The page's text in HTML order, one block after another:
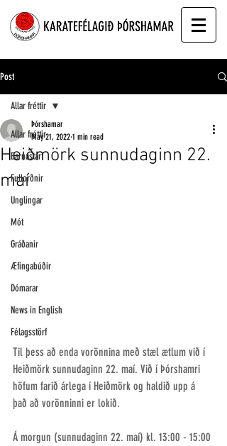
Post
Allar fréttir
Barnastarf
Fullorðnir
Unglingar
Mót
Gráðanir
Æfingabúðir
Dómarar
News in English
Félagsstörf
Allar fréttir
Heiðmörk sunnudaginn 22.
maí
Þórshamar
May 21, 2022 1 min read
Til þess að enda vorönnina með stæl ætlum við í
Heiðmörk sunnudaginn 22. maí. Við í Þórshamri
höfum farið árlega í Heiðmörk og haldið upp á
það að vorönninni er lokið.
Á morgun (sunnudaginn 22. maí) kl. 13:00 - 15:00